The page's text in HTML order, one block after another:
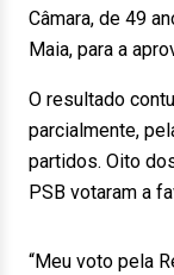
Câmara, de 49
Maia, para a
O resultado
parcialmente,
partidos. Oito
PSB votaram a
“Meu voto pela